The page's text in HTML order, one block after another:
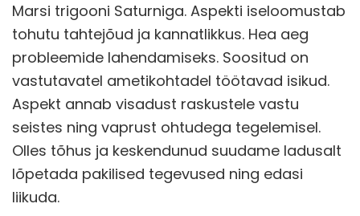
Marsi trigooni Saturniga. Aspekti iseloomustab
tohutu tahtejõud ja kannatlikkus. Hea aeg
probleemide lahendamiseks. Soositud on
vastutavatel ametikohtadel töötavad isikud.
Aspekt annab visadust raskustele vastu
seistes ning vaprust ohtudega tegelemisel.
Olles tõhus ja keskendunud suudame ladusalt
lõpetada pakilised tegevused ning edasi
liikuda.